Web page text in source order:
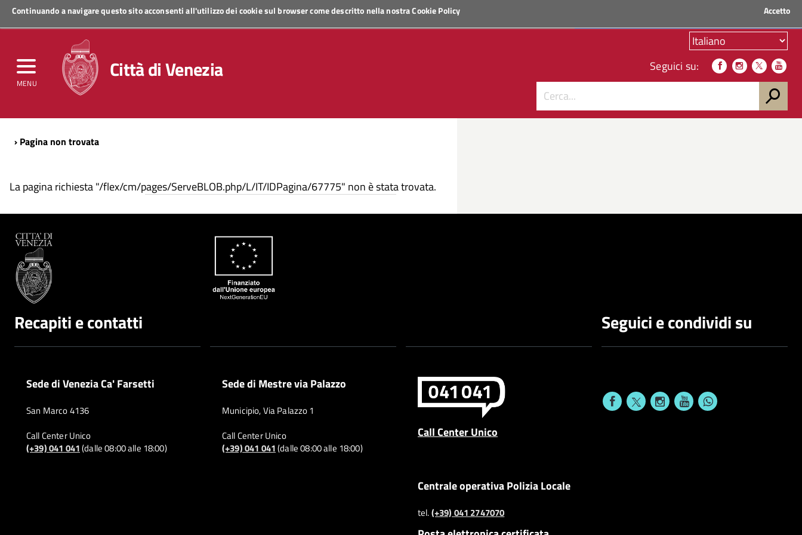
Continuando a navigare questo sito acconsenti all'utilizzo dei cookie sul browser come descritto nella nostraCookie Policy Accetto
MENU
Regione Veneto
Città di Venezia Seguici su:
› Pagina non trovata
La pagina richiesta "/flex/cm/pages/ServeBLOB.php/L/IT/IDPagina/67775" non è stata trovata.
Recapiti e contatti
Sede di Venezia Ca' Farsetti
San Marco 4136
Call Center Unico
(+39) 041 041(dalle 08:00 alle 18:00)
Sede di Mestre via Palazzo
Municipio, Via Palazzo 1
Call Center Unico
(+39) 041 041(dalle 08:00 alle 18:00)
Call Center Unico
Centrale operativa Polizia Locale
tel.(+39) 041 2747070
Seguici e condividi su